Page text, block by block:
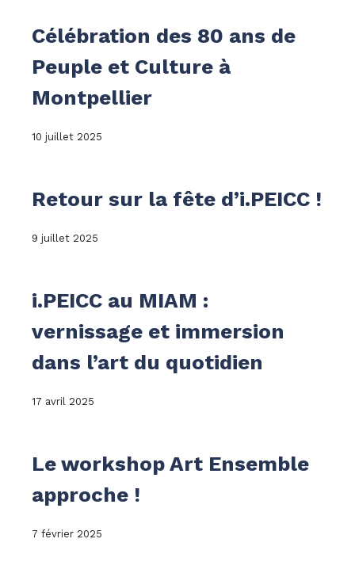
Célébration des 80 ans de
Peuple et Culture à
Montpellier
10 juillet 2025
Retour sur la fête d’i.PEICC !
9 juillet 2025
i.PEICC au MIAM :
vernissage et immersion
dans l’art du quotidien
17 avril 2025
Le workshop Art Ensemble
approche !
7 février 2025